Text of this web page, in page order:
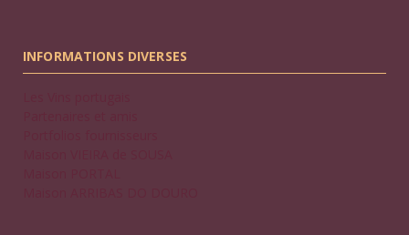
INFORMATIONS DIVERSES